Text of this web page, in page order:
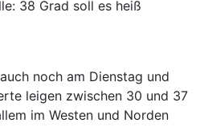
38 Grad soll es heiß
noch am Dienstag und
leigen zwischen 30 und 37
im Westen und Norden